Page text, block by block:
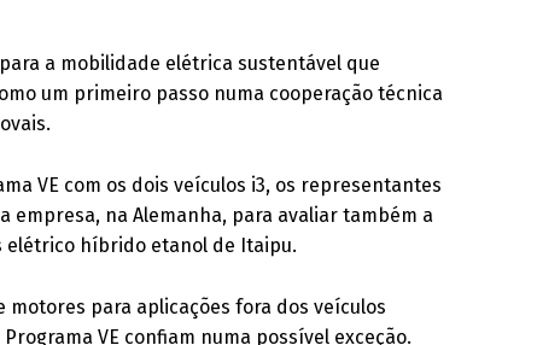
a mobilidade elétrica sustentável que
um primeiro passo numa cooperação técnica
VE com os dois veículos i3, os representantes
empresa, na Alemanha, para avaliar também a
híbrido etanol de Itaipu.
motores para aplicações fora dos veículos
VE confiam numa possível exceção.